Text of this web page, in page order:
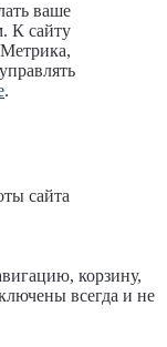
ваше
К cайту
.
сайта
корзину,
всегда и не